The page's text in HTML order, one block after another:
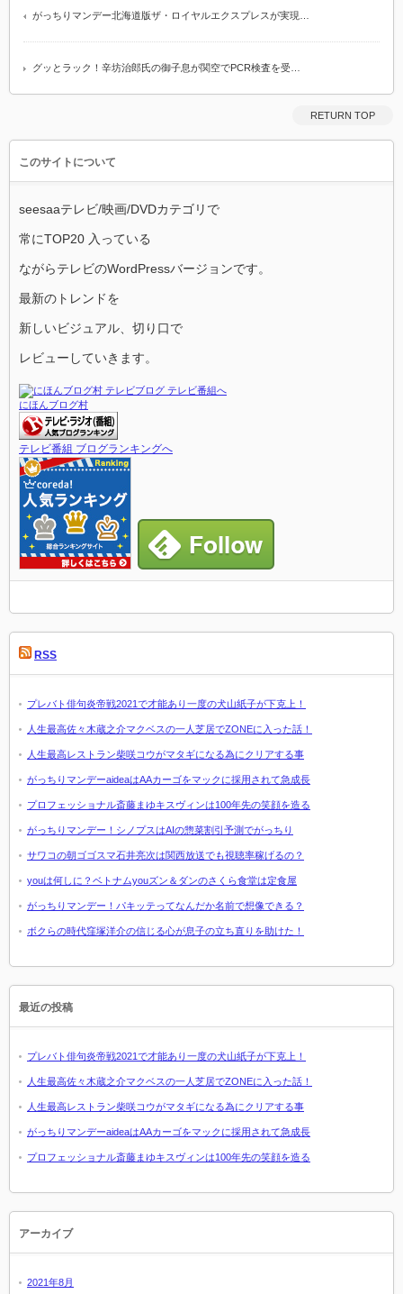
がっちりマンデー北海道版ザ・ロイヤルエクスプレスが実現…
グッとラック！辛坊治郎氏の御子息が関空でPCR検査を受…
RETURN TOP
このサイトについて
seesaaテレビ/映画/DVDカテゴリで
常にTOP20 入っている
ながらテレビのWordPressバージョンです。
最新のトレンドを
新しいビジュアル、切り口で
レビューしていきます。
にほんブログ村
テレビ番組 ブログランキングへ
RSS
プレバト俳句炎帝戦2021で才能あり一度の犬山紙子が下克上！
人生最高佐々木蔵之介マクベスの一人芝居でZONEに入った話！
人生最高レストラン柴咲コウがマタギになる為にクリアする事
がっちりマンデーaideaはAAカーゴをマックに採用されて急成長
プロフェッショナル斎藤まゆキスヴィンは100年先の笑顔を造る
がっちりマンデー！シノプスはAIの惣菜割引予測でがっちり
サワコの朝ゴゴスマ石井亮次は関西放送でも視聴率稼げるの？
youは何しに？ベトナムyouズン＆ダンのさくら食堂は定食屋
がっちりマンデー！パキッテってなんだか名前で想像できる？
ボクらの時代窪塚洋介の信じる心が息子の立ち直りを助けた！
最近の投稿
プレバト俳句炎帝戦2021で才能あり一度の犬山紙子が下克上！
人生最高佐々木蔵之介マクベスの一人芝居でZONEに入った話！
人生最高レストラン柴咲コウがマタギになる為にクリアする事
がっちりマンデーaideaはAAカーゴをマックに採用されて急成長
プロフェッショナル斎藤まゆキスヴィンは100年先の笑顔を造る
アーカイブ
2021年8月